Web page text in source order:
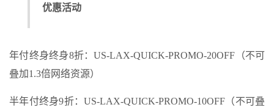
优惠活动
年付终身终身8折：US-LAX-QUICK-PROMO-20OFF（不可
叠加1.3倍网络资源）
半年付终身9折：US-LAX-QUICK-PROMO-10OFF（不可叠